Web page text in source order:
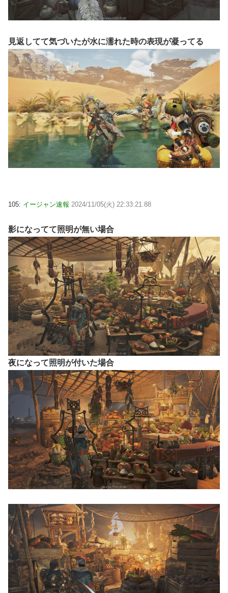
見返してて気づいたが水に濡れた時の表現が凝ってる
105: イージャン速報 2024/11/05(火) 22:33:21.88
影になってて照明が無い場合
夜になって照明が付いた場合